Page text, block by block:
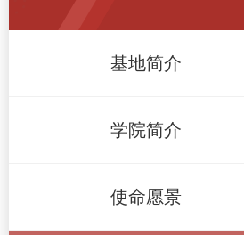
基地简介
学院简介
使命愿景